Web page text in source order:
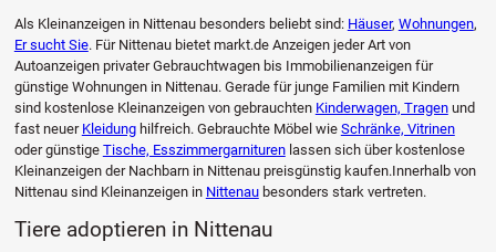
Als Kleinanzeigen in Nittenau besonders beliebt sind: Häuser, Wohnungen,
Er sucht Sie. Für Nittenau bietet markt.de Anzeigen jeder Art von
Autoanzeigen privater Gebrauchtwagen bis Immobilienanzeigen für
günstige Wohnungen in Nittenau. Gerade für junge Familien mit Kindern
sind kostenlose Kleinanzeigen von gebrauchten Kinderwagen, Tragenund
fast neuer Kleidunghilfreich. Gebrauchte Möbel wie Schränke, Vitrinen
oder günstige Tische, Esszimmergarniturenlassen sich über kostenlose
Kleinanzeigen der Nachbarn in Nittenau preisgünstig kaufen.Innerhalb von
Nittenau sind Kleinanzeigen in Nittenaubesonders stark vertreten.
Tiere adoptieren in Nittenau